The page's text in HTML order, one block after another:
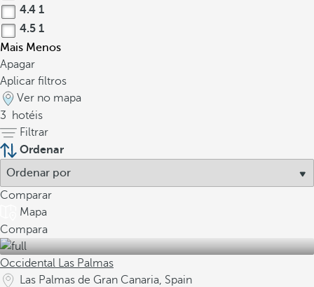
4.4 1
4.5 1
Mais Menos
Apagar
Aplicar filtros
Ver no mapa
3
hotéis
Filtrar
Ordenar
Comparar
Mapa
Compara
Occidental Las Palmas
Las Palmas de Gran Canaria, Spain